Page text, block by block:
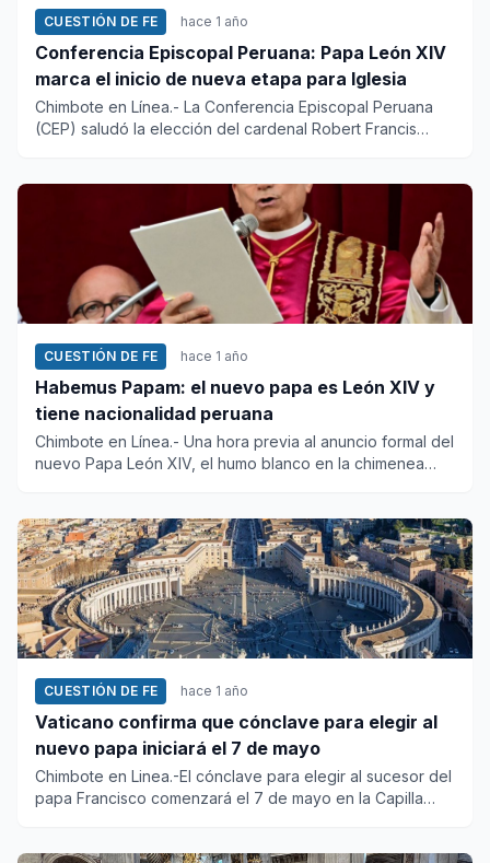
CUESTIÓN DE FE hace 1 año
Conferencia Episcopal Peruana: Papa León XIV
marca el inicio de nueva etapa para Iglesia
Chimbote en Línea.- La Conferencia Episcopal Peruana
(CEP) saludó la elección del cardenal Robert Francis
CUESTIÓN DE FE hace 1 año
Habemus Papam: el nuevo papa es León XIV y
tiene nacionalidad peruana
Chimbote en Línea.- Una hora previa al anuncio formal del
nuevo Papa León XIV, el humo blanco en la chimenea
CUESTIÓN DE FE hace 1 año
Vaticano confirma que cónclave para elegir al
nuevo papa iniciará el 7 de mayo
Chimbote en Linea.-El cónclave para elegir al sucesor del
papa Francisco comenzará el 7 de mayo en la Capilla